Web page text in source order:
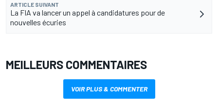
ARTICLE SUIVANT
La FIA va lancer un appel à candidatures pour de
nouvelles écuries
MEILLEURS COMMENTAIRES
VOIR PLUS & COMMENTER